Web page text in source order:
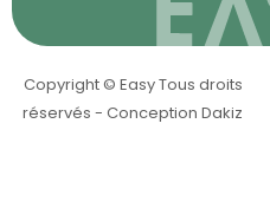
Copyright © Easy Tous droits
réservés - Conception Dakiz